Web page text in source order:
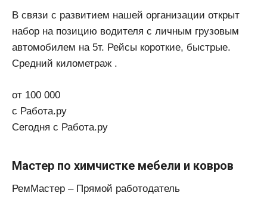
В связи с развитием нашей организации открыт
набор на позицию водителя с личным грузовым
автомобилем на 5т. Рейсы короткие, быстрые.
Средний километраж .
от 100 000
с Работа.ру
Сегодня с Работа.ру
Мастер по химчистке мебели и ковров
РемМастер – Прямой работодатель